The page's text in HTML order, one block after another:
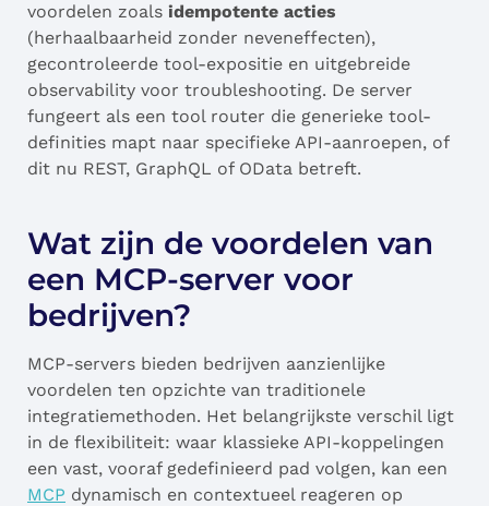
voordelen zoals idempotente acties
(herhaalbaarheid zonder neveneffecten),
gecontroleerde tool-expositie en uitgebreide
observability voor troubleshooting. De server
fungeert als een tool router die generieke tool-
definities mapt naar specifieke API-aanroepen, of
dit nu REST, GraphQL of OData betreft.
Wat zijn de voordelen van
een MCP-server voor
bedrijven?
MCP-servers bieden bedrijven aanzienlijke
voordelen ten opzichte van traditionele
integratiemethoden. Het belangrijkste verschil ligt
in de flexibiliteit: waar klassieke API-koppelingen
een vast, vooraf gedefinieerd pad volgen, kan een
MCP dynamisch en contextueel reageren op